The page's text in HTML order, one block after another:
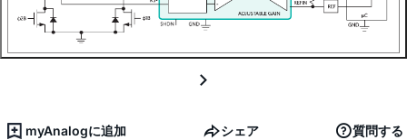
myAnalogに追加 シェア 質問する